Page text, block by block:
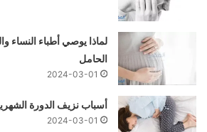
لماذا يوصي أطباء النساء
الحامل
2024-03-01
أسباب نزيف الدورة
2024-03-01